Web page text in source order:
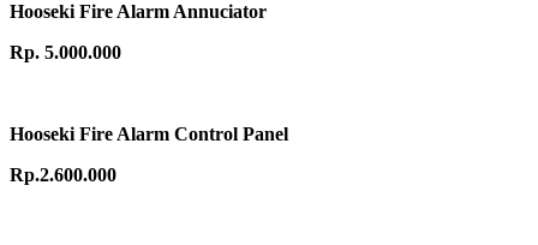
Hooseki Fire Alarm Annuciator
Rp. 5.000.000
Hooseki Fire Alarm Control Panel
Rp.2.600.000